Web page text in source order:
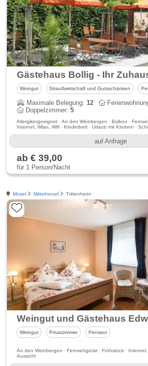
Weingut Straußwirtschaft und Gutsschänken
Maximale Belegung:12
Doppelzimmer:5
Allergikergeeignet · An den Weinbergen · Balkon ·
Internet, Wlan, Wifi · Kinderbett · Urlaub mit Kindern ·
auf Anfrage
ab € 39,00
für 1 Person/Nacht
Mosel Mittelmosel Trittenheim
Weingut Privatzimmer Pension
An den Weinbergen · Fernsehgerät · Frühstück ·
Aussicht